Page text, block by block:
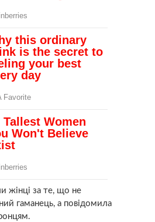
жінці за те, що не
гаманець, а повідомила